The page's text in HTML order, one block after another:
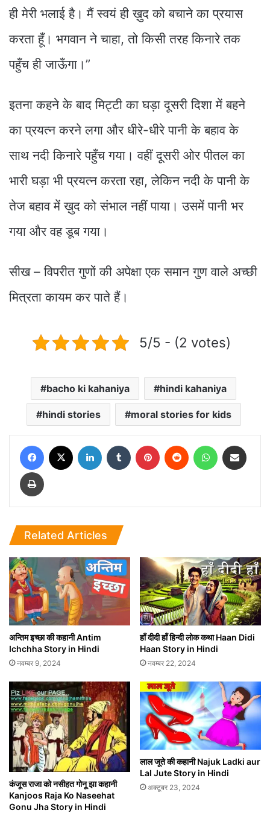
ही मेरी भलाई है। मैं स्वयं ही ख़ुद को बचाने का प्रयास
करता हूँ। भगवान ने चाहा, तो किसी तरह किनारे तक
पहुँच ही जाऊँगा।”
इतना कहने के बाद मिट्टी का घड़ा दूसरी दिशा में बहने
का प्रयत्न करने लगा और धीरे-धीरे पानी के बहाव के
साथ नदी किनारे पहुँच गया। वहीं दूसरी ओर पीतल का
भारी घड़ा भी प्रयत्न करता रहा, लेकिन नदी के पानी के
तेज बहाव में ख़ुद को संभाल नहीं पाया। उसमें पानी भर
गया और वह डूब गया।
सीख – विपरीत गुणों की अपेक्षा एक समान गुण वाले अच्छी
मित्रता कायम कर पाते हैं।
5/5 - (2 votes)
bacho ki kahaniya hindi kahaniya
hindi stories moral stories for kids
Facebook LinkedIn Tumblr Pinterest Reddit WhatsApp
Print
Related Articles
अन्तिम इच्छा की कहानी Antim
Ichchha Story in Hindi
नवम्बर 9, 2024
हाँ दीदी हाँ हिन्दी लोक कथा Haan Didi
Haan Story in Hindi
नवम्बर 22, 2024
कंजूस राजा को नसीहत गोनू झा कहानी
Kanjoos Raja Ko Naseehat
Gonu Jha Story in Hindi
लाल जूते की कहानी Najuk Ladki aur
Lal Jute Story in Hindi
अक्टूबर 23, 2024